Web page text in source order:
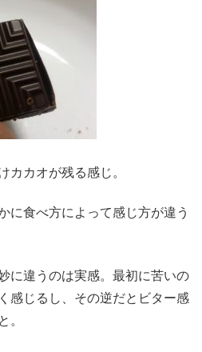
カカオが残る感じ。
に食べ方によって感じ方が違う
に違うのは実感。最初に苦いの
感じるし、その逆だとビター感
。